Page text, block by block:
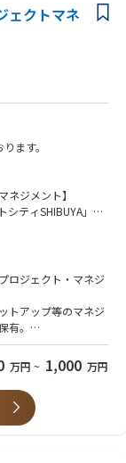
集いたします。
ェクトマネ
ます。
ネジメント】
ティSHIBUYA」と
ョンを掲げ、新しい
、世界の人々を常
再開発事業を推進
ョンを強化し、「働
み出し、渋谷でし
不動産各アセット開
ジメントの領域等
設計画、建築・設備
ホテルなどの商品企
ロジェクト・マネジ
トアップ等のマネジ
。
との協議・折衝・事
ントした経験を有す
万円 ~ 1,000 万円